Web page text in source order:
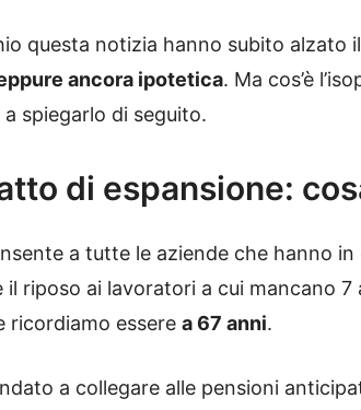
questa notizia hanno subito alzato
ancora ipotetica. Ma cos’è
spiegarlo di seguito.
di espansione:
a tutte le aziende che hanno
riposo ai lavoratori a cui mancano 7
ricordiamo essere a 67 anni.
a collegare alle pensioni